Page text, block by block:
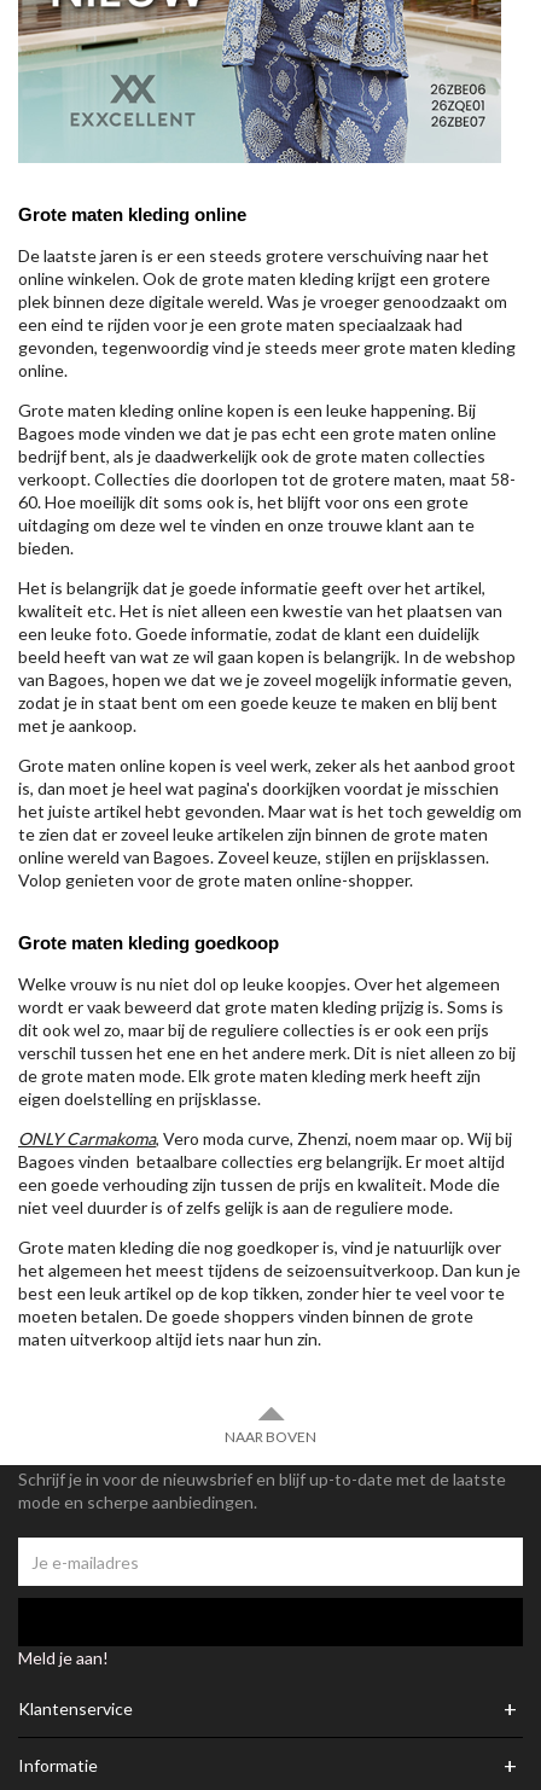
Grote maten kleding online
De laatste jaren is er een steeds grotere verschuiving naar het
online winkelen. Ook de grote maten kleding krijgt een grotere
plek binnen deze digitale wereld. Was je vroeger genoodzaakt om
een eind te rijden voor je een grote maten speciaalzaak had
gevonden, tegenwoordig vind je steeds meer grote maten kleding
online.
Grote maten kleding online kopen is een leuke happening. Bij
Bagoes mode vinden we dat je pas echt een grote maten online
bedrijf bent, als je daadwerkelijk ook de grote maten collecties
verkoopt. Collecties die doorlopen tot de grotere maten, maat 58-
60. Hoe moeilijk dit soms ook is, het blijft voor ons een grote
uitdaging om deze wel te vinden en onze trouwe klant aan te
bieden.
Het is belangrijk dat je goede informatie geeft over het artikel,
kwaliteit etc. Het is niet alleen een kwestie van het plaatsen van
een leuke foto. Goede informatie, zodat de klant een duidelijk
beeld heeft van wat ze wil gaan kopen is belangrijk. In de webshop
van Bagoes, hopen we dat we je zoveel mogelijk informatie geven,
zodat je in staat bent om een goede keuze te maken en blij bent
met je aankoop.
Grote maten online kopen is veel werk, zeker als het aanbod groot
is, dan moet je heel wat pagina's doorkijken voordat je misschien
het juiste artikel hebt gevonden. Maar wat is het toch geweldig om
te zien dat er zoveel leuke artikelen zijn binnen de grote maten
online wereld van Bagoes. Zoveel keuze, stijlen en prijsklassen.
Volop genieten voor de grote maten online-shopper.
Grote maten kleding goedkoop
Welke vrouw is nu niet dol op leuke koopjes. Over het algemeen
wordt er vaak beweerd dat grote maten kleding prijzig is. Soms is
dit ook wel zo, maar bij de reguliere collecties is er ook een prijs
verschil tussen het ene en het andere merk. Dit is niet alleen zo bij
de grote maten mode. Elk grote maten kleding merk heeft zijn
eigen doelstelling en prijsklasse.
ONLY Carmakoma, Vero moda curve, Zhenzi, noem maar op. Wij bij
Bagoes vinden betaalbare collecties erg belangrijk. Er moet altijd
een goede verhouding zijn tussen de prijs en kwaliteit. Mode die
niet veel duurder is of zelfs gelijk is aan de reguliere mode.
Grote maten kleding die nog goedkoper is, vind je natuurlijk over
het algemeen het meest tijdens de seizoensuitverkoop. Dan kun je
best een leuk artikel op de kop tikken, zonder hier te veel voor te
moeten betalen. De goede shoppers vinden binnen de grote
maten uitverkoop altijd iets naar hun zin.
NAAR BOVEN
Schrijf je in voor de nieuwsbrief en blijf up-to-date met de laatste
mode en scherpe aanbiedingen.
Meld je aan!
Klantenservice +
Informatie +